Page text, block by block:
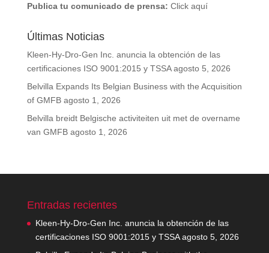
Publica tu comunicado de prensa: Click aquí
Últimas Noticias
Kleen-Hy-Dro-Gen Inc. anuncia la obtención de las
certificaciones ISO 9001:2015 y TSSA agosto 5, 2026
Belvilla Expands Its Belgian Business with the Acquisition
of GMFB agosto 1, 2026
Belvilla breidt Belgische activiteiten uit met de overname
van GMFB agosto 1, 2026
Entradas recientes
Kleen-Hy-Dro-Gen Inc. anuncia la obtención de las
certificaciones ISO 9001:2015 y TSSA agosto 5, 2026